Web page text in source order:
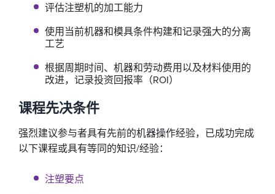
评估注塑机的加工能力
使用当前机器和模具条件构建和记录强大的分离
工艺
根据周期时间、机器和劳动费用以及材料使用的
改进，记录投资回报率（ROI）
课程先决条件
强烈建议参与者具有先前的机器操作经验，已成功完成
以下课程或具有等同的知识/经验：
注塑要点